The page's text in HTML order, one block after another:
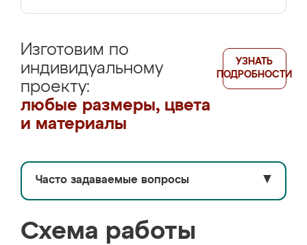
Изготовим по
индивидуальному
проекту:
любые размеры, цвета
и материалы
УЗНАТЬ
ПОДРОБНОСТИ
Часто задаваемые вопросы ▼
Схема работы